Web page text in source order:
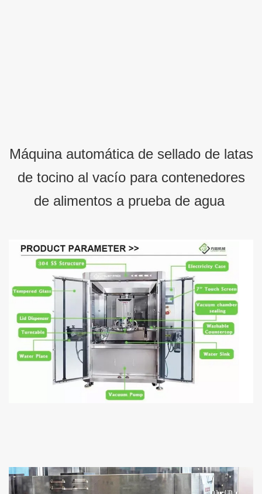
Máquina automática de sellado de latas
de tocino al vacío para contenedores
de alimentos a prueba de agua